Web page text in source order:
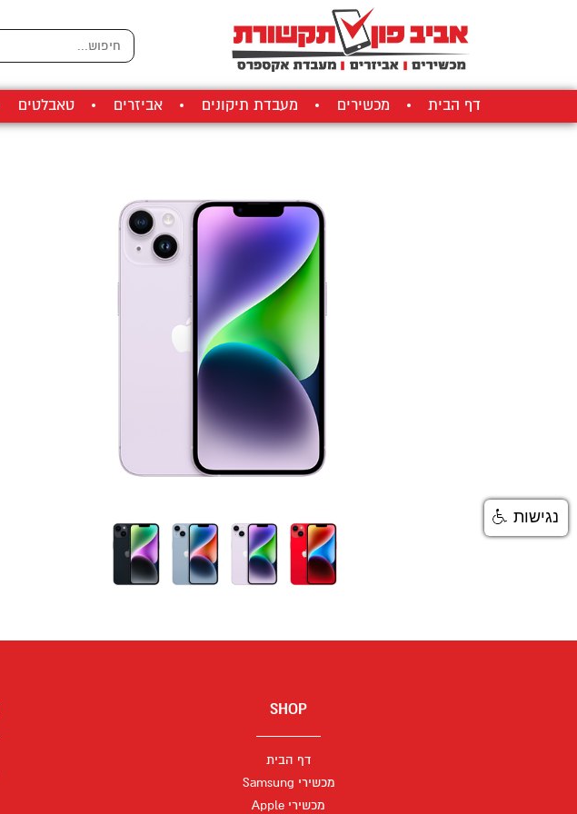
דף הבית מכשירים מעבדת תיקונים אביזרים טאבלטים
SHOP
דף הבית
מכשירי Samsung
מכשירי Apple
נגישות